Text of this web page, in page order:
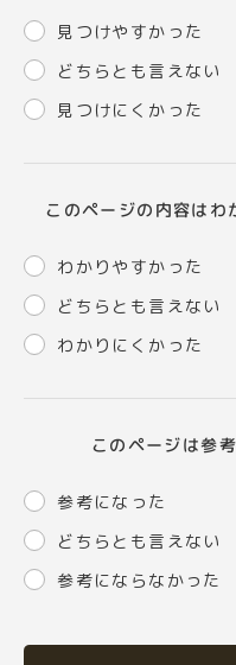
見つけやすかった
どちらとも言えない
見つけにくかった
このページの内容はわ
わかりやすかった
どちらとも言えない
わかりにくかった
このページは参
参考になった
どちらとも言えない
参考にならなかった